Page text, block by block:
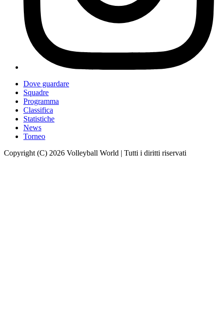
Dove guardare
Squadre
Programma
Classifica
Statistiche
News
Torneo
Copyright (C) 2026 Volleyball World | Tutti i diritti riservati